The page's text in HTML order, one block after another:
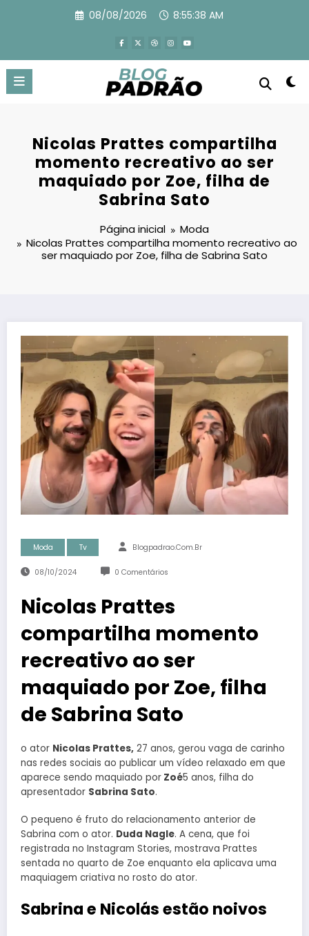
08/08/2026 8:55:39 AM
Nicolas Prattes compartilha
momento recreativo ao ser
maquiado por Zoe, filha de
Sabrina Sato
Página inicial
Moda
Nicolas Prattes compartilha momento recreativo ao
ser maquiado por Zoe, filha de Sabrina Sato
Moda Tv Blogpadrao.com.br
08/10/2024 0 Comentários
Nicolas Prattes
compartilha momento
recreativo ao ser
maquiado por Zoe, filha
de Sabrina Sato
o ator Nicolas Prattes, 27 anos, gerou vaga de carinho
nas redes sociais ao publicar um vídeo relaxado em que
aparece sendo maquiado por Zoé5 anos, filha do
apresentador Sabrina Sato.
O pequeno é fruto do relacionamento anterior de
Sabrina com o ator. Duda Nagle. A cena, que foi
registrada no Instagram Stories, mostrava Prattes
sentada no quarto de Zoe enquanto ela aplicava uma
maquiagem criativa no rosto do ator.
Sabrina e Nicolás estão noivos